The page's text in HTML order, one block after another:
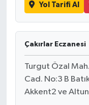
Yol Tarifi Al
Çakırlar Eczanesi
Turgut Özal
Cad. No:3 B
Akkent2 ve